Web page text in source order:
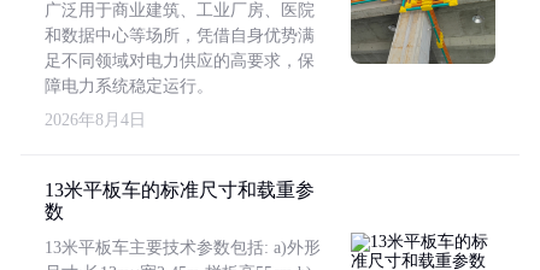
广泛用于商业建筑、工业厂房、医院
和数据中心等场所，凭借自身优势满
足不同领域对电力供应的高要求，保
障电力系统稳定运行。
2026年8月4日
13米平板车的标准尺寸和载重参
数
13米平板车主要技术参数包括: a)外形